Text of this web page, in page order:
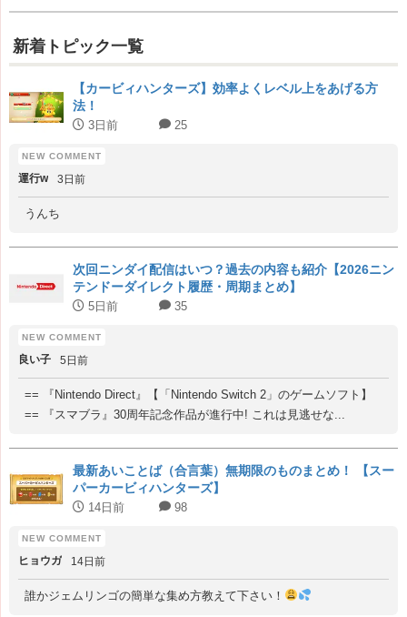
新着トピック一覧
【カービィハンターズ】効率よくレベル上をあげる方
法！
3日前 25
運行w 3日前
うんち
次回ニンダイ配信はいつ？過去の内容も紹介【2026ニン
テンドーダイレクト履歴・周期まとめ】
5日前 35
良い子 5日前
== 『Nintendo Direct』【「Nintendo Switch 2」のゲームソフト】
== 『スマブラ』30周年記念作品が進行中! これは見逃せな...
最新あいことば（合言葉）無期限のものまとめ！ 【スー
パーカービィハンターズ】
14日前 98
ヒョウガ 14日前
誰かジェムリンゴの簡単な集め方教えて下さい！